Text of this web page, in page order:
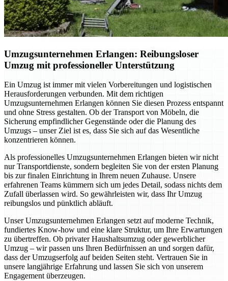
Umzugsunternehmen Erlangen: Reibungsloser
Umzug mit professioneller Unterstützung
Ein Umzug ist immer mit vielen Vorbereitungen und logistischen
Herausforderungen verbunden. Mit dem richtigen
Umzugsunternehmen Erlangen können Sie diesen Prozess entspannt
und ohne Stress gestalten. Ob der Transport von Möbeln, die
Sicherung empfindlicher Gegenstände oder die Planung des
Umzugs – unser Ziel ist es, dass Sie sich auf das Wesentliche
konzentrieren können.
Als professionelles Umzugsunternehmen Erlangen bieten wir nicht
nur Transportdienste, sondern begleiten Sie von der ersten Planung
bis zur finalen Einrichtung in Ihrem neuen Zuhause. Unsere
erfahrenen Teams kümmern sich um jedes Detail, sodass nichts dem
Zufall überlassen wird. So gewährleisten wir, dass Ihr Umzug
reibungslos und pünktlich abläuft.
Unser Umzugsunternehmen Erlangen setzt auf moderne Technik,
fundiertes Know-how und eine klare Struktur, um Ihre Erwartungen
zu übertreffen. Ob privater Haushaltsumzug oder gewerblicher
Umzug – wir passen uns Ihren Bedürfnissen an und sorgen dafür,
dass der Umzugserfolg auf beiden Seiten steht. Vertrauen Sie in
unsere langjährige Erfahrung und lassen Sie sich von unserem
Engagement überzeugen.